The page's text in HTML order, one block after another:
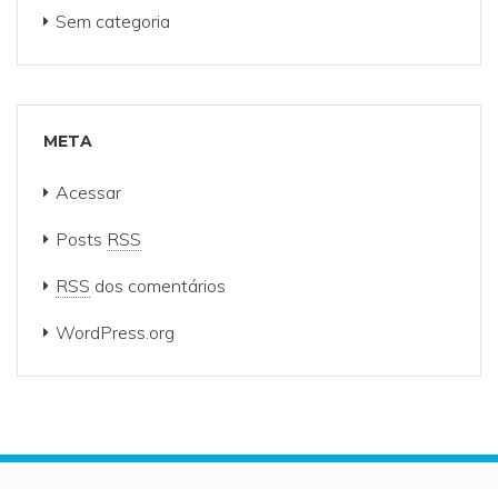
Sem categoria
META
Acessar
Posts RSS
RSS dos comentários
WordPress.org